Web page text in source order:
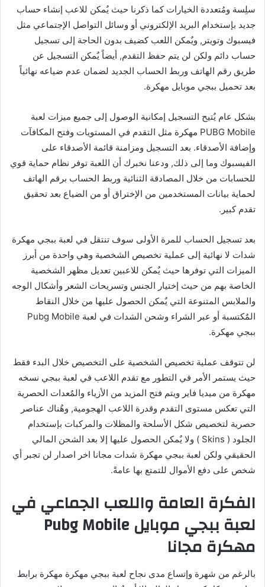
سلِسة ومُتعددة الخيارات كما ذكرنا حيث يٌمكن للاعب إنشاء حساب
جديد بإستخدام البريد الإلكتروني أو وسائل التواصل الإجتماعي مثل
فيسبوك وتويتر, ويٌمكن اللعب كضيف بدون الحاجة إلى تسجيل
حساب دائم ولكن لن يتم حفظ التقدم, أيضاً يٌمكن التسجيل عن
طريق رقم الهاتف وربط الحساب الجديد لضمان عدم ضياعه نهائياً
بعد تحميل ببجي موبايل مهكرة.
بشكل عام يٌتيح التسجيل إمكانية الوصول إلى جميع ميزات لعبة
PUBG Mobile مهكرة مثل التقدم في المستويات وفتح المكافآت
وإضافة الأصدقاء. بعد التسجيل ومزامنة قائمة الأصدقاء على
الفيسبوك وما إلى ذلك, ودعنا نخبرك أن اللعبة توفر نظام حماية قوي
للحسابات من خلال المصادقة الثنائية وربط الحساب برقم الهاتف
لحماية بيانات المستخدمين من الإختراق أو من الضياع بعد تحقيق
تقدم كبير.
بعد تسجيل الحساب للمرة الأولى سوف تنتقل في لعبة ببجي مهكرة
شدات لا نهائية إلى عملية تخصيص الشخصية وهي واحدة من أبرز
الميزات التي توفرها حيث يٌمكن للاعبين تعديل مظهر الشخصية
الخاصة بهم من حيث إختيار الجنس وتسريحات الشعر وأشكال الوجه
والملابس المتنوعة التي يٌمكن الحصول عليها من خلال النقاط
المٌكتسبة أو عبر الشراء وشحن الشدات في لعبة Pubg Mobile
ببجي مهكرة.
لن تتوقف عملية تخصيص الشخصية على التخصيص خلال البدء فقط
حيث يستمر الأمر في التطور مع تقدم اللاعب في لعبة ببجي نسخه
مهكرة من ميديا فاير ويتم فتح المزيد من الأزياء والمٌعدات الحصرية
التي تعكس مستوى التقدم وقدرة اللاعب الهجومية, وهٌناك عناصر
حصرية لتخصيص شكل الأسلحة والمظلات والمركبات بإستخدام
الجلود ( Skins ) ولا يٌمكن الحصول عليها إلا بعد الشحن المالي
الحقيقي ولكن لعبة ببجي مهكرة شدات مجانا اخر اصدار لن تجبر أي
شخص على دفع الأموال للتمتع بها عامةً.
الفكرة العامة واللعب الجماعي في
لعبة ببجي موبايل Pubg Mobile
مهكرة مجانا
بالرغم من شهرة وإتساع مدى نجاح لعبة ببجي مهكرة مهكرة برابط